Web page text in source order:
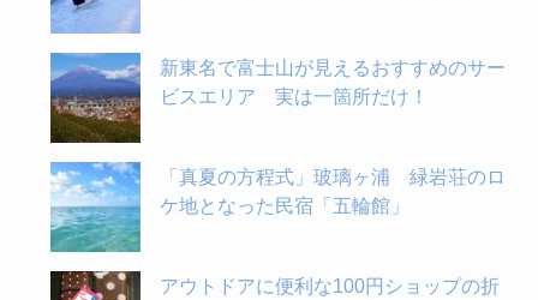
新東名で富士山が見えるおすすめのサー
ビスエリア 実は一箇所だけ！
「真夏の方程式」玻璃ヶ浦 緑岩荘のロ
ケ地となった民宿「五輪館」
アウトドアに便利な100円ショップの折